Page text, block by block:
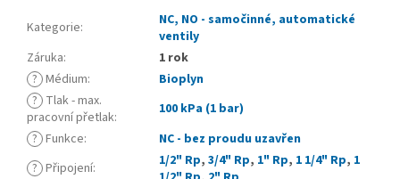
Kategorie:
NC, NO - samočinné, automatické
ventily
Záruka:
1 rok
? Médium:
Bioplyn
? Tlak - max.
pracovní přetlak:
100 kPa (1 bar)
? Funkce:
NC - bez proudu uzavřen
? Připojení: 1/2" Rp, 3/4" Rp, 1" Rp, 1 1/4" Rp, 1